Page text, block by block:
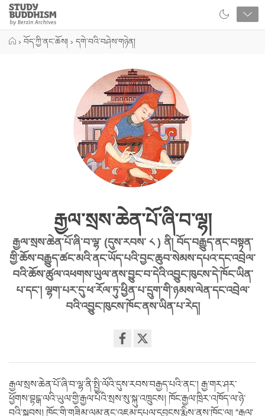
Close
Study
Buddhism
Home
› བོད་ཀྱི་ནང་ཆོས། › དགེ་བའི་བཤེས་གཉེན།
རྒྱལ་སྲས་ཆེན་པོ་ཞི་བ་ལྷ།
རྒྱལ་སྲས་ཆེན་པོ་ཞི་བ་ལྷ་ (དུས་རབས་ ༨ ) ནི། བོད་བརྒྱུད་ནང་བསྟན་
གྱི་ཆོས་བརྒྱུད་ཚང་མའི་ནང་ཡོད་པའི་བྱང་ཆུབ་སེམས་དཔའ་དང་འབྲེལ་
བའི་ཆོས་ཚུལ་འཕགས་ཡུལ་ནས་བྱུང་བ་དེའི་འབྱུང་ཁུངས་དེ་ཁོང་ཡིན་
པ་དང་། ལྷག་པར་དུ་ཕ་རོལ་ཏུ་ཕྱིན་པ་དྲུག་གི་ཉམས་ལེན་དང་འབྲེལ་
བའི་འབྱུང་ཁུངས་ཁོང་ནས་ཡིན་པ་རེད།
facebook
རྒྱལ་སྲས་ཆེན་པོ་ཞི་བ་ལྷ་ནི་སྤྱི་ལོའི་དུས་རབས་བརྒྱད་པའི་ནང་། རྒྱ་གར་ཤར་
ཕྱོགས་བྷངྒ་ལའི་ཡུལ་གྱི་རྒྱལ་པོའི་སྲས་སུ་སྐུ་འཁྲུངས། ཁོང་རྒྱལ་ཁྲིར་འཁོད་ལ་ཉེ་
བའི་སྐབས། ཁོང་གི་གཟིམ་ལམ་ནང་འཇམ་དཔལ་དབྱངས་རྨིས་ནས་ཁོང་ལ། “རྒྱལ་